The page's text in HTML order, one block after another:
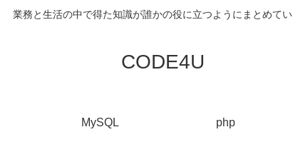
業務と生活の中で得た知識が誰かの役に立つようにまとめて
CODE4U
MySQL php